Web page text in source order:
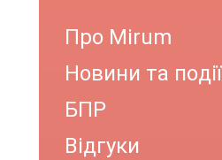
Про Mirum
Новини та події
БПР
Відгуки